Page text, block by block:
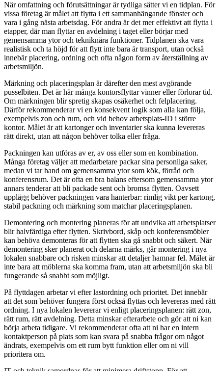
När omfattning och förutsättningar är tydliga sätter vi en tidplan. För
vissa företag är målet att flytta i ett sammanhängande fönster och
vara i gång nästa arbetsdag. För andra är det mer effektivt att flytta i
etapper, där man flyttar en avdelning i taget eller börjar med
gemensamma ytor och tekniknära funktioner. Tidplanen ska vara
realistisk och ta höjd för att flytt inte bara är transport, utan också
innebär placering, ordning och ofta någon form av återställning av
arbetsmiljön.
Märkning och placeringsplan är därefter den mest avgörande
pusselbiten. Det är här många kontorsflyttar vinner eller förlorar tid.
Om märkningen blir spretig skapas osäkerhet och felplacering.
Därför rekommenderar vi en konsekvent logik som alla kan följa,
exempelvis zon och rum, och vid behov arbetsplats-ID i större
kontor. Målet är att kartonger och inventarier ska kunna levereras
rätt direkt, utan att någon behöver tolka eller fråga.
Packningen kan utföras av er, av oss eller som en kombination.
Många företag väljer att medarbetare packar sina personliga saker,
medan vi tar hand om gemensamma ytor som kök, förråd och
konferensrum. Det är ofta en bra balans eftersom gemensamma ytor
annars tenderar att bli packade sent och bromsa flytten. Oavsett
upplägg behöver packningen vara hanterbar: rimlig vikt per kartong,
stabil packning och märkning som matchar placeringsplanen.
Demontering och montering planeras för att undvika att arbetsplatser
blir halvfärdiga efter flytten. Skrivbord, skåp och konferensmöbler
kan behöva demonteras för att flytten ska gå snabbt och säkert. När
demontering sker planerat och delarna märks, går montering i nya
lokalen snabbare och risken minskar att detaljer hamnar fel. Målet är
inte bara att möblerna ska komma fram, utan att arbetsmiljön ska bli
fungerande så snabbt som möjligt.
På flyttdagen arbetar vi efter lastordning och prioritet. Det innebär
att det som behöver fungera först också flyttas och levereras med rätt
ordning. I nya lokalen levererar vi enligt placeringsplanen: rätt zon,
rätt rum, rätt avdelning. Detta minskar efterarbete och gör att ni kan
börja arbeta tidigare. Vi rekommenderar ofta att ni har en intern
kontaktperson på plats som kan svara på snabba frågor om något
ändrats, exempelvis om ett rum bytt funktion eller om ni vill
prioritera om.